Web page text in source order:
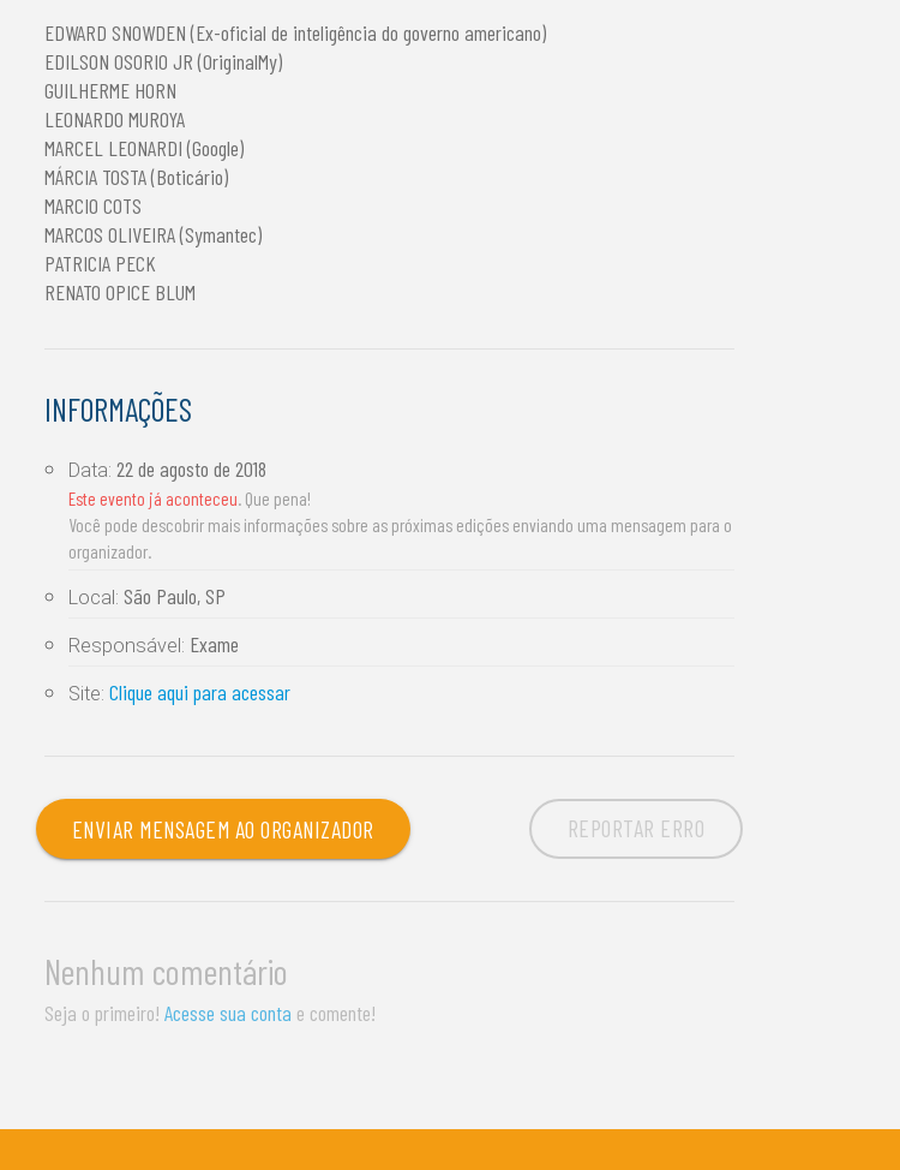
EDWARD SNOWDEN (Ex-oficial de inteligência do governo americano)
EDILSON OSORIO JR (OriginalMy)
GUILHERME HORN
LEONARDO MUROYA
MARCEL LEONARDI (Google)
MÁRCIA TOSTA (Boticário)
MARCIO COTS
MARCOS OLIVEIRA (Symantec)
PATRICIA PECK
RENATO OPICE BLUM
INFORMAÇÕES
Data:22 de agosto de 2018
Este evento já aconteceu. Que pena!
Você pode descobrir mais informações sobre as próximas edições enviando uma mensagem para o
organizador.
Local: São Paulo, SP
Responsável: Exame
Site:Clique aqui para acessar
ENVIAR MENSAGEM AO ORGANIZADOR REPORTAR ERRO
Nenhum comentário
Seja o primeiro!Acesse sua conta e comente!